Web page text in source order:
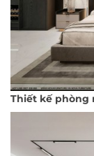
Thiết kế phòng